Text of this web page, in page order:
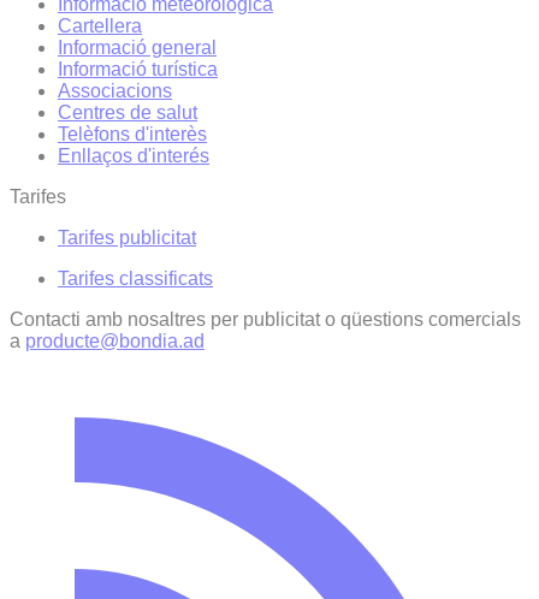
Informació meteorològica
Cartellera
Informació general
Informació turística
Associacions
Centres de salut
Telèfons d'interès
Enllaços d'interés
Tarifes
Tarifes publicitat
Tarifes classificats
Contacti amb nosaltres per publicitat o qüestions comercials
a producte@bondia.ad